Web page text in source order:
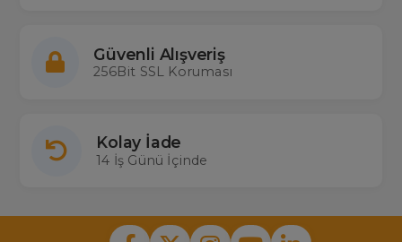
Güvenli Alışveriş
256Bit SSL Koruması
Kolay İade
14 İş Günü İçinde